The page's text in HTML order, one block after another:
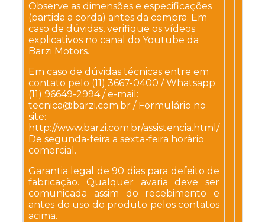
Observe as dimensões e especificações
(partida a corda) antes da compra. Em
caso de dúvidas, verifique os vídeos
explicativos no canal do Youtube da
Barzi Motors.
Em caso de dúvidas técnicas entre em
contato pelo (11) 3667-0400 /Whatsapp:
(11) 96649-2994 /e-mail:
tecnica@barzi.com.br / Formulário no
site:
http://www.barzi.com.br/assistencia.html/
De segunda-feira a sexta-feira horário
comercial.
Garantia legal de 90 dias para defeito de
fabricação. Qualquer avaria deve ser
comunicada assim do recebimento e
antes do uso do produto pelos contatos
acima.